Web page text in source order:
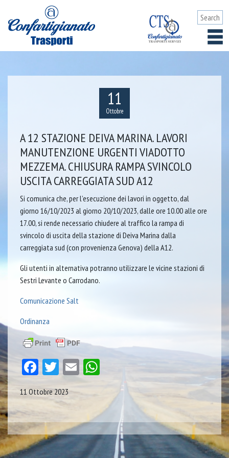
11
Ottobre
A 12 STAZIONE DEIVA MARINA. LAVORI
MANUTENZIONE URGENTI VIADOTTO
MEZZEMA. CHIUSURA RAMPA SVINCOLO
USCITA CARREGGIATA SUD A12
Si comunica che, per l’esecuzione dei lavori in oggetto, dal
giorno 16/10/2023 al giorno 20/10/2023, dalle ore 10.00 alle ore
17.00, si rende necessario chiudere al traffico la rampa di
svincolo di uscita della stazione di Deiva Marina dalla
carreggiata sud (con provenienza Genova) della A12.
Gli utenti in alternativa potranno utilizzare le vicine stazioni di
Sestri Levante o Carrodano.
Comunicazione Salt
Ordinanza
Facebook
Twitter
Email WhatsApp
11 Ottobre 2023